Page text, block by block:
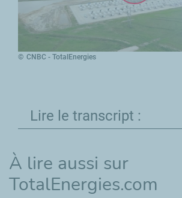
CNBC - TotalEnergies
Lire le transcript :
À lire aussi sur
TotalEnergies.com